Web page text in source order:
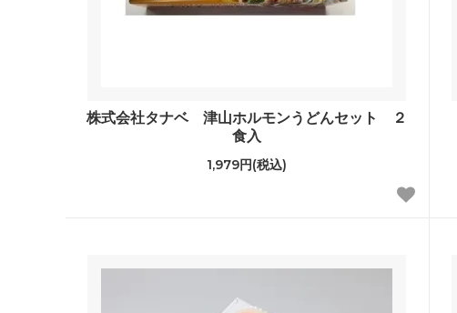
株式会社タナベ 津山ホルモンうどんセット ２
食入
1,979円(税込)